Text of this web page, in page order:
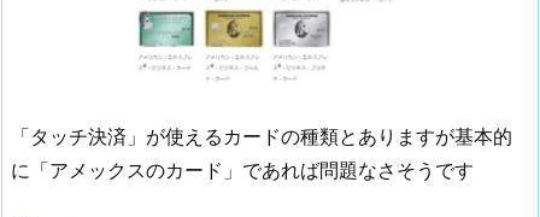
「タッチ決済」が使えるカードの種類とありますが基本的
に「アメックスのカード」であれば問題なさそうです